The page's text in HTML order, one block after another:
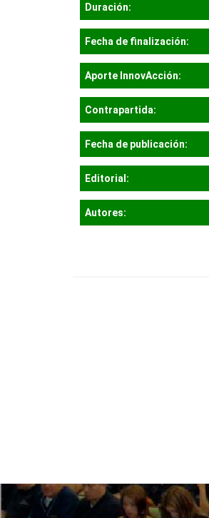
Duración:
Fecha de finalización:
Aporte InnovAcción:
Contrapartida:
Fecha de publicación:
Editorial:
Autores: